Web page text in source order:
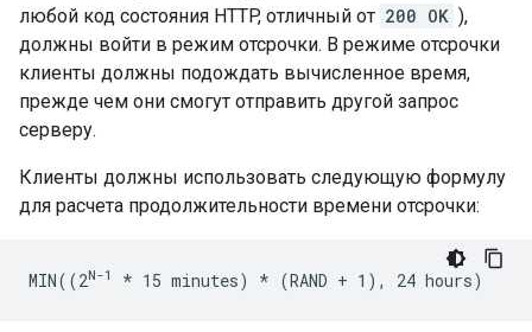
любой код состояния HTTP, отличный от 200 OK ),
должны войти в режим отсрочки. В режиме отсрочки
клиенты должны подождать вычисленное время,
прежде чем они смогут отправить другой запрос
серверу.
Клиенты должны использовать следующую формулу
для расчета продолжительности времени отсрочки:
MIN((2N-1 * 15 minutes) * (RAND + 1), 24 hours)